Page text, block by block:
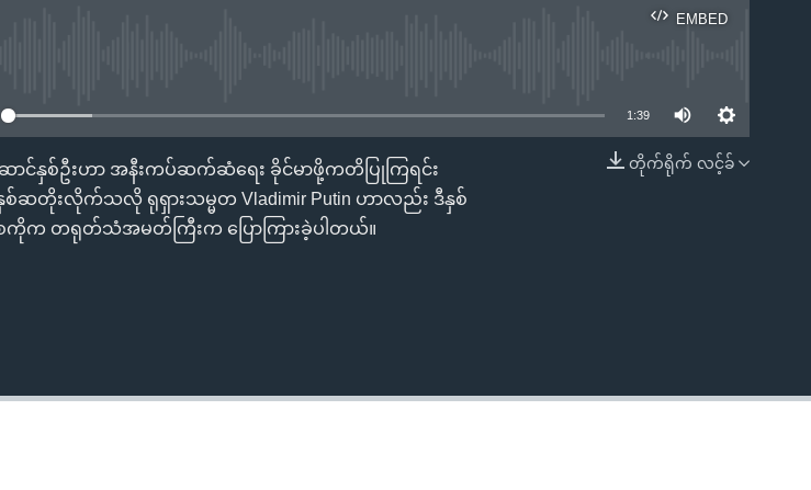
EMBED
EMBED
1:39
တိုက်ရိုက် လင့်ခ်
င်နှစ်ဦးဟာ အနီးကပ်ဆက်ဆံရေး ခိုင်မာဖို့ကတိပြုကြရင်း
းလိုက်သလို ရုရှားသမ္မတ Vladimir Putin ဟာလည်း ဒီနှစ်
က တရုတ်သံအမတ်ကြီးက ပြောကြားခဲ့ပါတယ်။